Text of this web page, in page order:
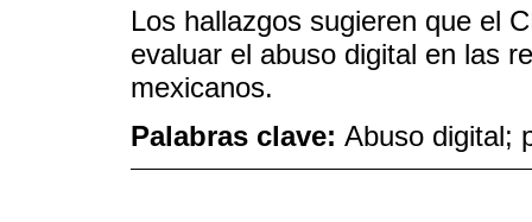
Los hallazgos sugieren que el
evaluar el abuso digital en las
mexicanos.
Palabras clave: Abuso digital;